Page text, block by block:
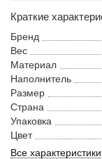
Краткие
Бренд
Вес
Материал
Наполнитель
Размер
Страна
Упаковка
Цвет
Все характеристики